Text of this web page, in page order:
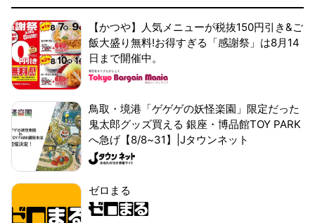
【かつや】人気メニューが税抜150円引き&ご
飯大盛り無料!お得すぎる「感謝祭」は8月14
日まで開催中。
鳥取・境港「ゲゲゲの妖怪楽園」限定だった
鬼太郎グッズ買える 銀座・博品館TOY PARK
へ急げ【8/8~31】|Jタウンネット
ゼロまる